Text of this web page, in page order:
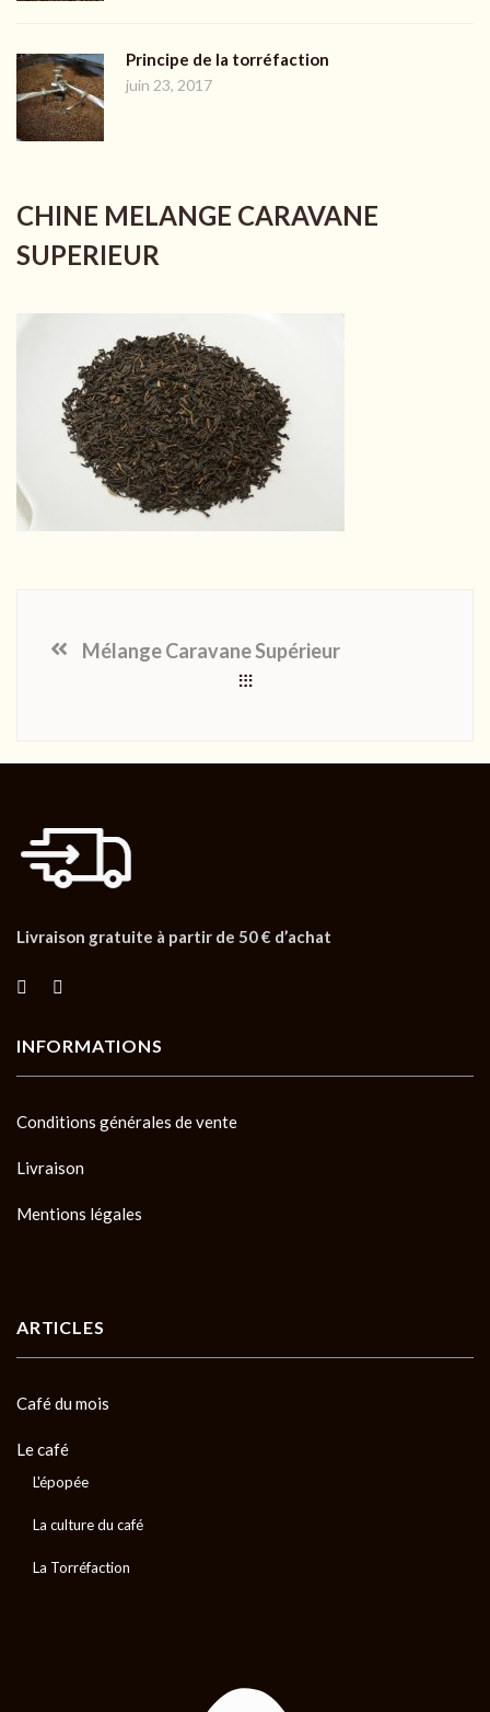
Principe de la torréfaction
juin 23, 2017
CHINE MELANGE CARAVANE
SUPERIEUR
Mélange Caravane Supérieur
Livraison gratuite à partir de 50 € d’achat
INFORMATIONS
Conditions générales de vente
Livraison
Mentions légales
ARTICLES
Café du mois
Le café
L'épopée
La culture du café
La Torréfaction